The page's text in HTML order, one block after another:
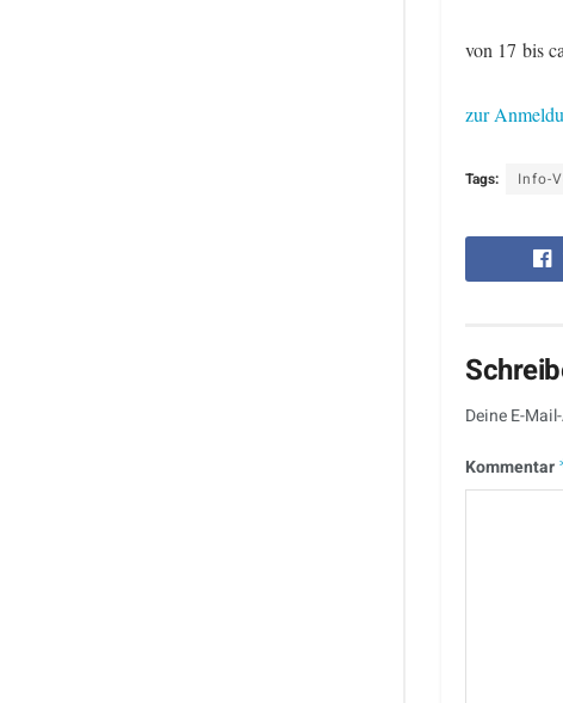
von 17 bis
zur
Tags: Info-
Deine E-
Kommentar